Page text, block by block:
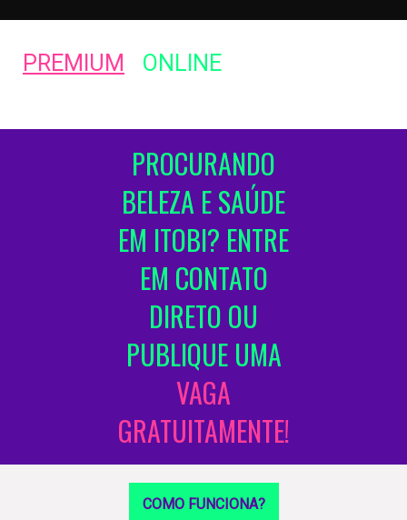
PREMIUM ONLINE
PROCURANDO
BELEZA E SAÚDE
EM ITOBI? ENTRE
EM CONTATO
DIRETO OU
PUBLIQUE UMA
VAGA
GRATUITAMENTE!
COMO FUNCIONA?